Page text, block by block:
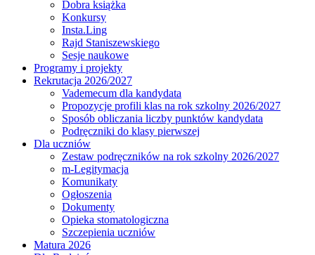
Dobra książka
Konkursy
Insta.Ling
Rajd Staniszewskiego
Sesje naukowe
Programy i projekty
Rekrutacja 2026/2027
Vademecum dla kandydata
Propozycje profili klas na rok szkolny 2026/2027
Sposób obliczania liczby punktów kandydata
Podręczniki do klasy pierwszej
Dla uczniów
Zestaw podręczników na rok szkolny 2026/2027
m-Legitymacja
Komunikaty
Ogłoszenia
Dokumenty
Opieka stomatologiczna
Szczepienia uczniów
Matura 2026